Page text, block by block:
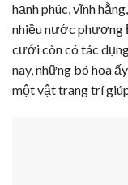
hạnh phúc, vĩnh
nhiều nước phương
cưới còn có tác
nay, những bó hoa
một vật trang trí